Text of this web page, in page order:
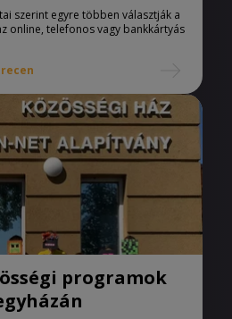
szerint egyre többen választják a
online, telefonos vagy bankkártyás
programok